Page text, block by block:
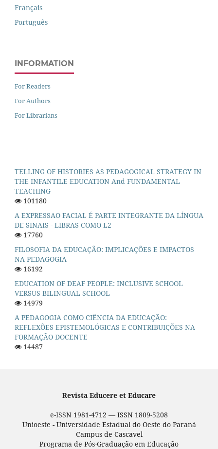
Français
Português
INFORMATION
For Readers
For Authors
For Librarians
TELLING OF HISTORIES AS PEDAGOGICAL STRATEGY IN
THE INFANTILE EDUCATION And FUNDAMENTAL
TEACHING
101180
A EXPRESSAO FACIAL É PARTE INTEGRANTE DA LÍNGUA
DE SINAIS - LIBRAS COMO L2
17760
FILOSOFIA DA EDUCAÇÃO: IMPLICAÇÕES E IMPACTOS
NA PEDAGOGIA
16192
EDUCATION OF DEAF PEOPLE: INCLUSIVE SCHOOL
VERSUS BILINGUAL SCHOOL
14979
A PEDAGOGIA COMO CIÊNCIA DA EDUCAÇÃO:
REFLEXÕES EPISTEMOLÓGICAS E CONTRIBUIÇÕES NA
FORMAÇÃO DOCENTE
14487
Revista Educere et Educare
e-ISSN 1981-4712 — ISSN 1809-5208
Unioeste - Universidade Estadual do Oeste do Paraná
Campus de Cascavel
Programa de Pós-Graduação em Educação